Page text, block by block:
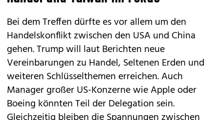
Bei dem Treffen dürfte es vor allem um den
Handelskonflikt zwischen den USA und China
gehen. Trump will laut Berichten neue
Vereinbarungen zu Handel, Seltenen Erden und
weiteren Schlüsselthemen erreichen. Auch
Manager großer US-Konzerne wie Apple oder
Boeing könnten Teil der Delegation sein.